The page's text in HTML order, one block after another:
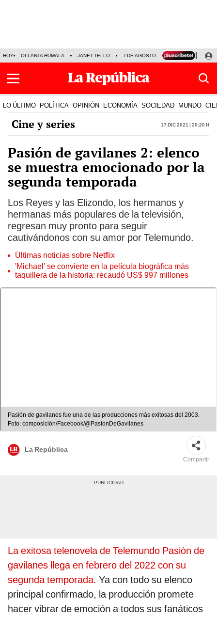
HOY OLLANTA HUMALA JANET TELLO 7 DE AGOSTO TINKA RESULTADOS
LO ÚLTIMO POLÍTICA OPINIÓN ECONOMÍA SOCIEDAD MUNDO
Cine y series 17 Dic 2021 | 20:20 h
Pasión de gavilanes 2: elenco
se muestra emocionado por la
segunda temporada
Los Reyes y las Elizondo, los hermanos y
hermanas más populares de la televisión,
regresan muy pronto para seguir
cautivándonos con su amor por Telemundo.
Últimas noticias sobre Netflix
'Michael' se convierte en la película biográfica más
taquillera de la historia: recaudó US$ 997 millones
Pasión de gavilanes fue una de las producciones más exitosas del 2003.
Foto: composición/Facebook/@PasionDeGavilanes
La República
Compartir
La exitosa telenovela de Telemundo Pasión de
gavilanes llega en febrero del 2022 con su
segunda temporada. Ya con todo su elenco
principal confirmado, la producción promete
hacer vibrar de emoción a todos sus fanáticos